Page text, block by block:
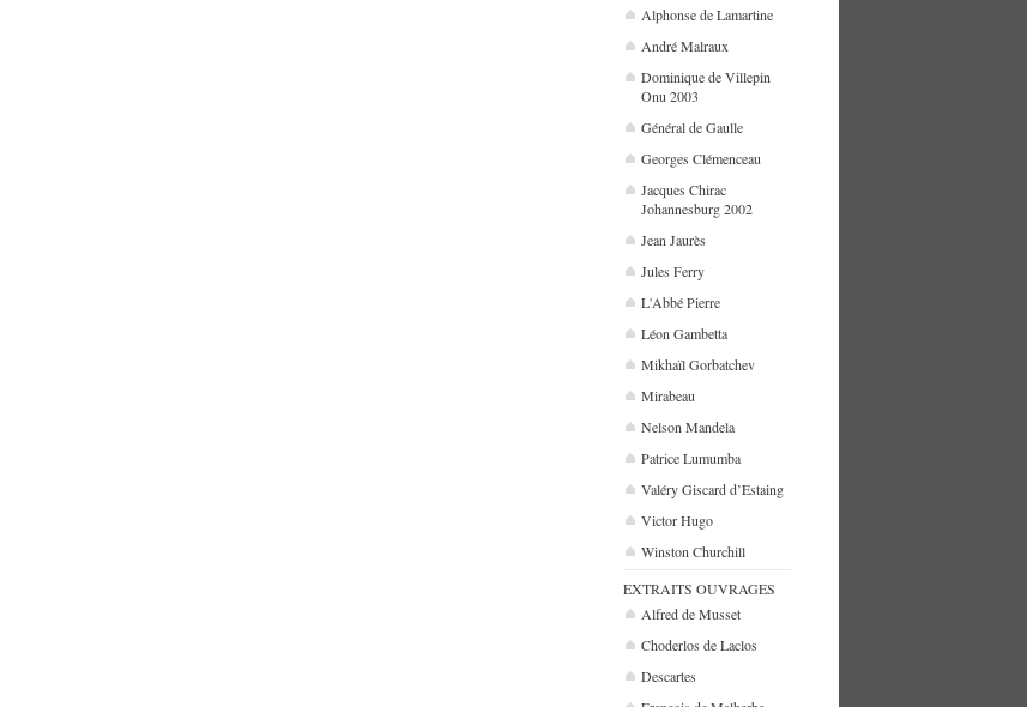
Alphonse de Lamartine
André Malraux
Dominique de Villepin
Onu 2003
Général de Gaulle
Georges Clémenceau
Jacques Chirac
Johannesburg 2002
Jean Jaurès
Jules Ferry
L'Abbé Pierre
Léon Gambetta
Mikhaïl Gorbatchev
Mirabeau
Nelson Mandela
Patrice Lumumba
Valéry Giscard d’Estaing
Victor Hugo
Winston Churchill
EXTRAITS OUVRAGES
Alfred de Musset
Choderlos de Laclos
Descartes